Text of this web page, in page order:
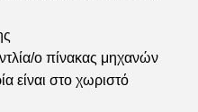
ο πίνακας μηχανών
είναι στο χωριστό